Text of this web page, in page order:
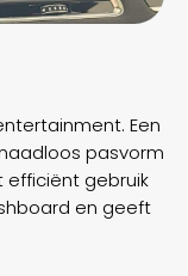
Een
pasvorm
efficiënt gebruik
en geeft